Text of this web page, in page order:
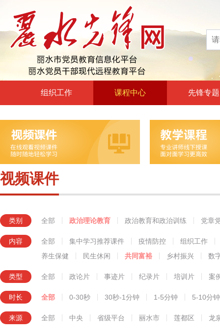
组织工作
领导动态
自身建设
组工文件
组工之窗
课程中心
政治教育和政治训练
党章党规党纪教育
革命传统教育
先锋专题
视频课件
类别 全部 政治理论教育 政治教育和政治训练 党章
内容 全部 集中学习推荐课件 疫情防控
组织工作
养生保健
民生休闲 共同富裕 乡村振兴 数
类型 全部 政论片 事迹片 纪录片 培训片 案
时长 全部 0-30秒 30秒-1分钟 1-5分钟 5-10分钟
来源 全部 中央 省级平台 丽水市 莲都区 龙